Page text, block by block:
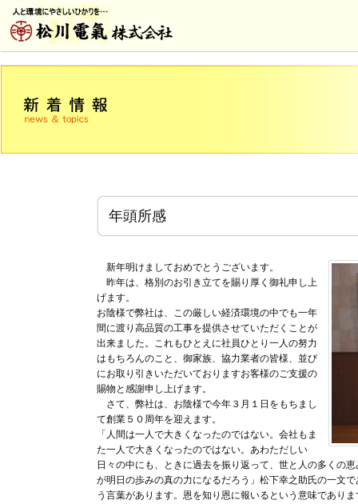
年頭所感
新年明けましておめでとうございます。
昨年は、格別のお引き立てを賜り厚く御礼申し上
げます。
お陰様で弊社は、この厳しい経済環境の中でも一年
間に渡り高品質の工事を提供させていただくことが
出来ました。これもひとえに社員ひとり一人の努力
はもちろんのこと、御家族、協力業者の皆様、並び
にお取り引きいただいておりますお客様のご支援の
賜物と感謝申し上げます。
さて、弊社は、お陰様で今年３月１日をもちまし
て創業５０周年を迎えます。
「人間は一人で大きくなったのではない。会社もま
た一人で大きくなったのではない。あわただしい
日々の中にも、ときに過去を振り返って、世と人の多くの
が明日の歩みの真の力になるだろう」松下幸之助氏の一文
う言葉があります。恩を知り恩に報いるという意味であり